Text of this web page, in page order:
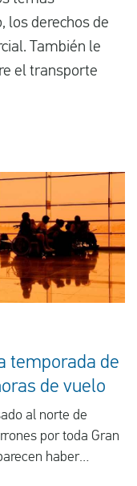
los derechos de
También le
el transporte
temporada de
de vuelo
al norte de
por toda Gran
haber